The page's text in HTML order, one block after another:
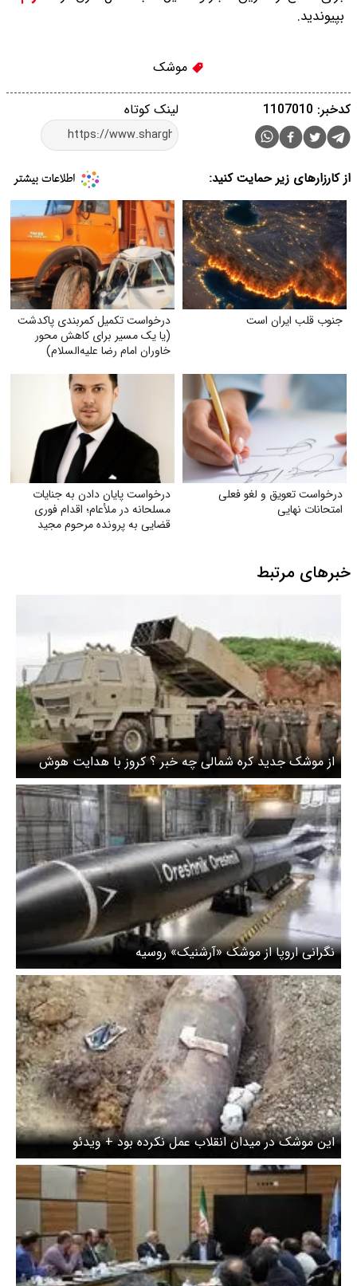
بپیوندید.
موشک
لینک کوتاه کدخبر: 1107010
از کارزارهای زیر حمایت کنید:
جنوب قلب ایران است
درخواست تکمیل کمربندی پاکدشت
(یا یک مسیر برای کاهش محور
خاوران امام رضا علیه‌السلام)
درخواست تعویق و لغو فعلی
امتحانات نهایی
درخواست پایان دادن به جنایات
مسلحانه در ملأعام؛ اقدام فوری
قضایی به پرونده مرحوم مجید
خبرهای مرتبط
از موشک جدید کره شمالی چه خبر ؟ کروز با هدایت هوش
مصنوعی
نگرانی اروپا از موشک «آرشنیک» روسیه
این موشک در میدان انقلاب عمل نکرده بود + ویدئو